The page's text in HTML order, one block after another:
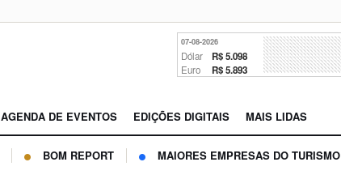
07-08-2026
Dólar R$ 5.098
Euro R$ 5.893
AGENDA DE EVENTOS EDIÇÕES DIGITAIS MAIS LIDAS
BOM REPORT MAIORES EMPRESAS DO TURISMO